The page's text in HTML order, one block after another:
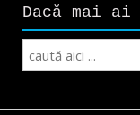
Dacă mai